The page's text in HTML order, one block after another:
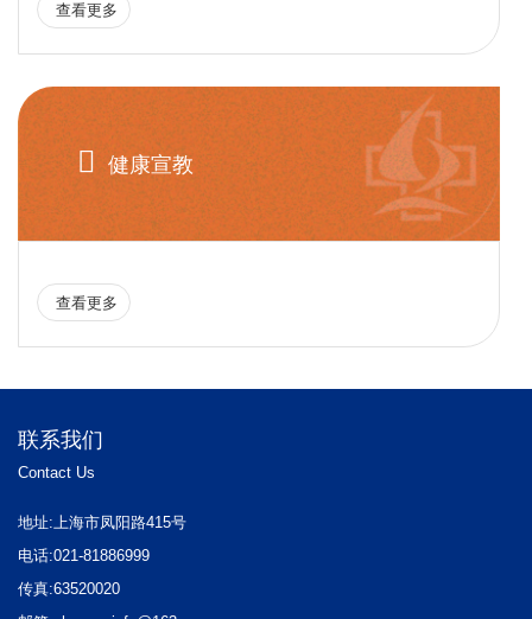
查看更多
 健康宣教
查看更多
联系我们
Contact Us
地址:上海市凤阳路415号
电话:021-81886999
传真:63520020